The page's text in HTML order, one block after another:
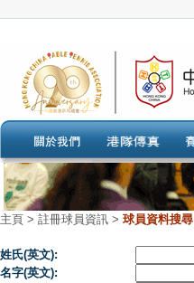
主頁 > 註冊球員資訊 > 球員資料搜尋
姓氏(英文):
名字(英文):